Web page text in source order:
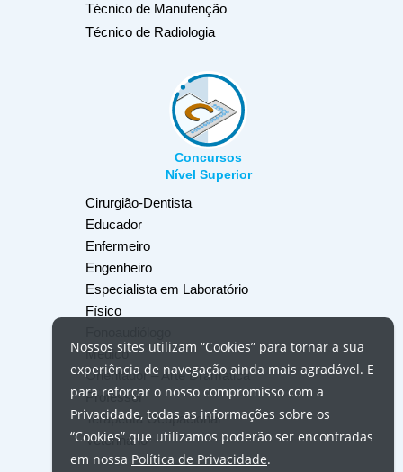
Técnico de Manutenção
Técnico de Radiologia
Concursos
Nível Superior
Cirurgião-Dentista
Educador
Enfermeiro
Engenheiro
Especialista em Laboratório
Físico
Médico
Orientador – Arte Dramática
Professor
Terapeuta Ocupacional
Veterinário
Nossos sites utilizam “Cookies” para tornar a sua
experiência de navegação ainda mais agradável. E
para reforçar o nosso compromisso com a
Privacidade, todas as informações sobre os
“Cookies” que utilizamos poderão ser encontradas
em nossa Política de Privacidade.